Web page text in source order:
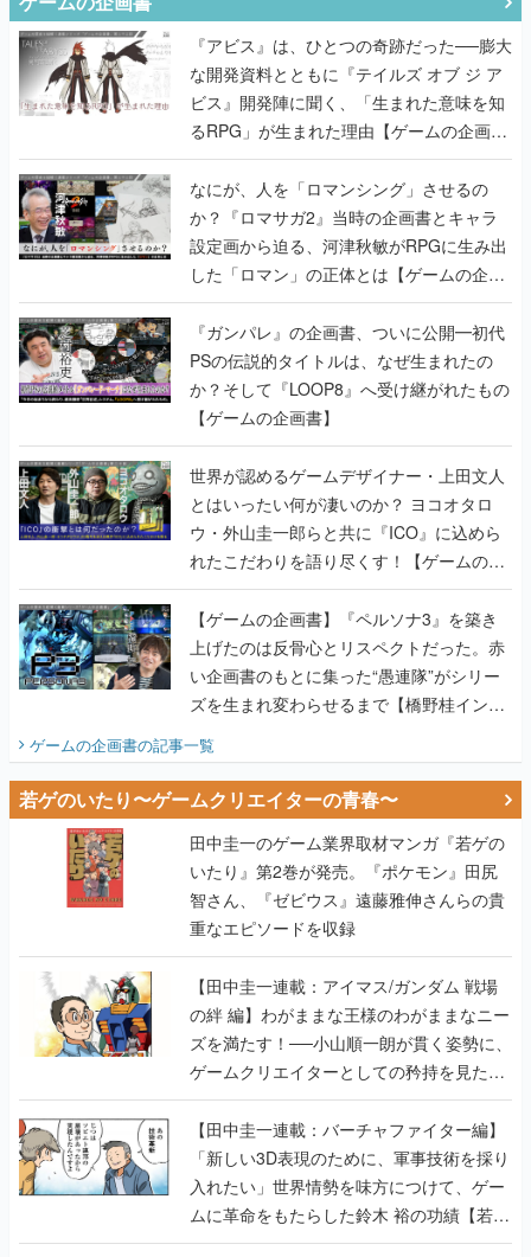
『アビス』は、ひとつの奇跡だった──膨大
な開発資料とともに『テイルズ オブ ジ ア
ビス』開発陣に聞く、「生まれた意味を知
るRPG」が生まれた理由【ゲームの企画
書】
なにが、人を「ロマンシング」させるの
か？『ロマサガ2』当時の企画書とキャラ
設定画から迫る、河津秋敏がRPGに生み出
した「ロマン」の正体とは【ゲームの企画
書】
『ガンパレ』の企画書、ついに公開━初代
PSの伝説的タイトルは、なぜ生まれたの
か？そして『LOOP8』へ受け継がれたもの
【ゲームの企画書】
世界が認めるゲームデザイナー・上田文人
とはいったい何が凄いのか？ ヨコオタロ
ウ・外山圭一郎らと共に『ICO』に込めら
れたこだわりを語り尽くす！【ゲームの企
画書】
【ゲームの企画書】『ペルソナ3』を築き
上げたのは反骨心とリスペクトだった。赤
い企画書のもとに集った“愚連隊”がシリー
ズを生まれ変わらせるまで【橋野桂インタ
ビュー】
ゲームの企画書の記事一覧
若ゲのいたり〜ゲームクリエイターの青春〜
田中圭一のゲーム業界取材マンガ『若ゲの
いたり』第2巻が発売。『ポケモン』田尻
智さん、『ゼビウス』遠藤雅伸さんらの貴
重なエピソードを収録
【田中圭一連載：アイマス/ガンダム 戦場
の絆 編】わがままな王様のわがままなニー
ズを満たす！──小山順一朗が貫く姿勢に、
ゲームクリエイターとしての矜持を見た
【若ゲのいたり最終回】
【田中圭一連載：バーチャファイター編】
「新しい3D表現のために、軍事技術を採り
入れたい」世界情勢を味方につけて、ゲー
ムに革命をもたらした鈴木 裕の功績【若ゲ
のいたり】